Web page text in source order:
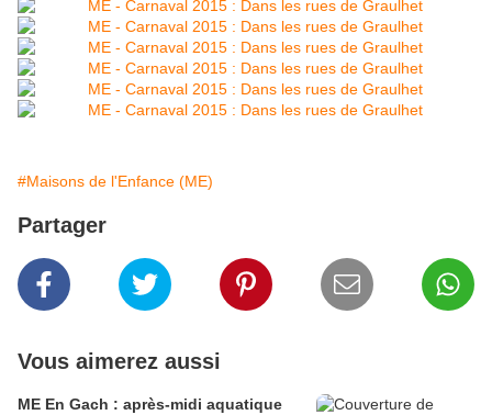
#Maisons de l'Enfance (ME)
Partager
Vous aimerez aussi
ME En Gach : après-midi aquatique